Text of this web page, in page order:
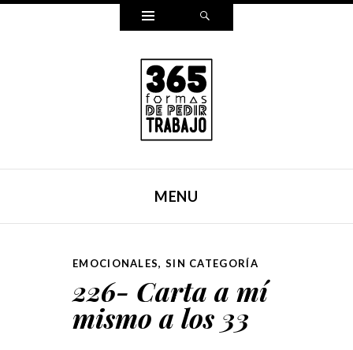
Widgets
MENU
EMOCIONALES, SIN CATEGORÍA
226- Carta a mí
mismo a los 33